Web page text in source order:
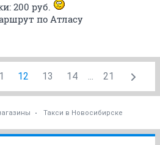
200 руб.
по Атласу
12 13 14 ... 21
Такси в Новосибирске